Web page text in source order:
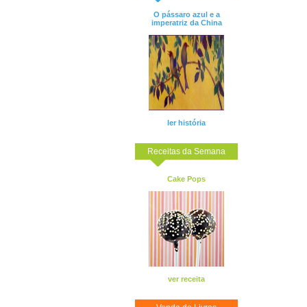
O pássaro azul e a
imperatriz da China
ler história
Receitas da Semana
Cake Pops
ver receita